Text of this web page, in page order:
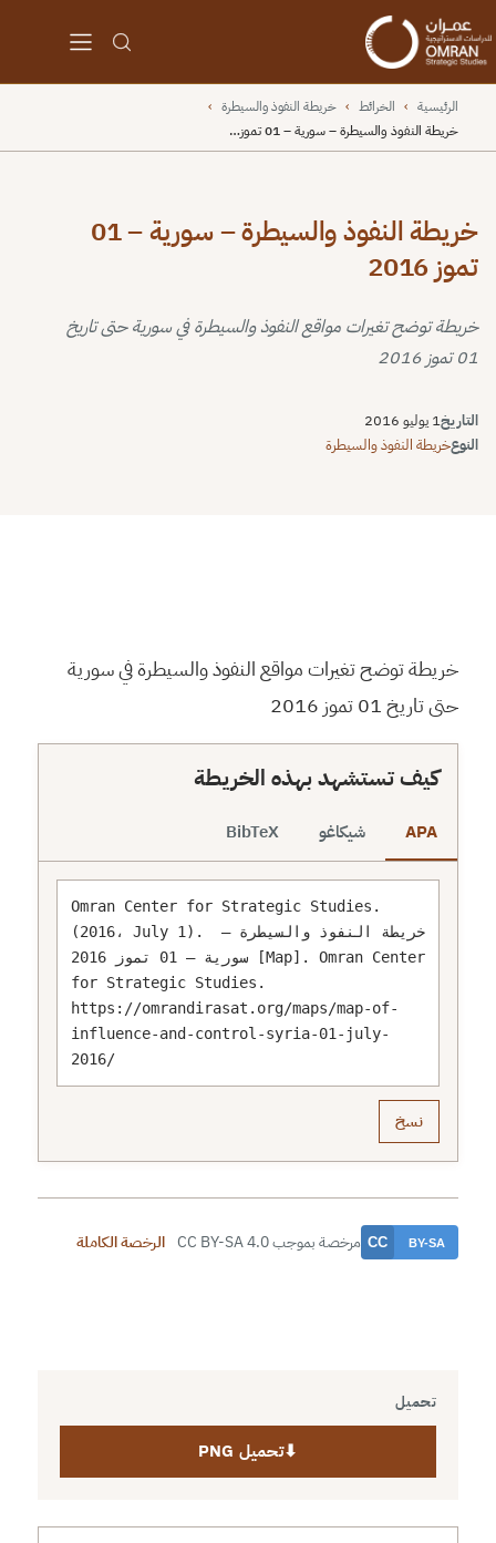
الرئيسية › الخرائط › خريطة النفوذ والسيطرة ›
خريطة النفوذ والسيطرة – سورية – 01 تموز…
خريطة النفوذ والسيطرة – سورية – 01
تموز 2016
خريطة توضح تغيرات مواقع النفوذ والسيطرة في سورية حتى تاريخ
01 تموز 2016
التاريخ1 يوليو 2016
النوعخريطة النفوذ والسيطرة
خريطة توضح تغيرات مواقع النفوذ والسيطرة في سورية
حتى تاريخ 01 تموز 2016
كيف تستشهد بهذه الخريطة
APA شيكاغو BibTeX
Omran Center for Strategic Studies.
(2016، July 1). خريطة النفوذ والسيطرة –
سورية – 01 تموز 2016 [Map]. Omran Center
for Strategic Studies.
https://omrandirasat.org/maps/map-of-
influence-and-control-syria-01-july-
2016/
نسخ
مرخصة بموجب CC BY-SA 4.0 الرخصة الكاملة
تحميل
⬇تحميل PNG